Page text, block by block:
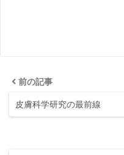
前の記事
皮膚科学研究の最前線